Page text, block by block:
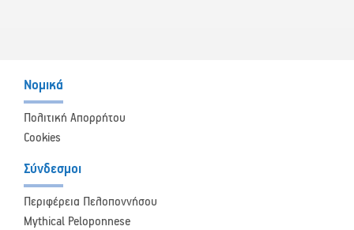
Νομικά
Πολιτική Απορρήτου
Cookies
Σύνδεσμοι
Περιφέρεια Πελοποννήσου
Mythical Peloponnese